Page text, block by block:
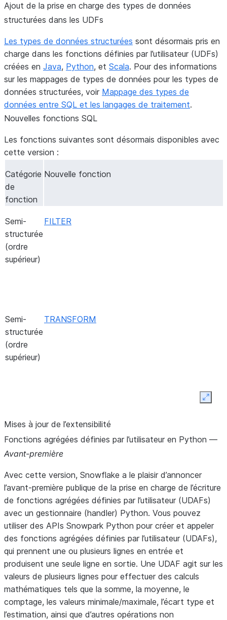
Ajout de la prise en charge des types de données
structurées dans les UDFs
Les types de données structurées sont désormais pris en
charge dans les fonctions définies par l’utilisateur (UDFs)
créées en Java, Python, et Scala. Pour des informations
sur les mappages de types de données pour les types de
données structurées, voir Mappage des types de
données entre SQL et les langages de traitement.
Nouvelles fonctions SQL
Les fonctions suivantes sont désormais disponibles avec
cette version :
Catégorie
de
fonction
Nouvelle fonction
Semi-
structurée
(ordre
supérieur)
FILTER
Semi-
structurée
(ordre
supérieur)
TRANSFORM
système
Mises à jour de l’extensibilité
Fonctions agrégées définies par l’utilisateur en Python —
Avant-première
Avec cette version, Snowflake a le plaisir d’annoncer
l’avant-première publique de la prise en charge de l’écriture
de fonctions agrégées définies par l’utilisateur (UDAFs)
avec un gestionnaire (handler) Python. Vous pouvez
utiliser des APIs Snowpark Python pour créer et appeler
des fonctions agrégées définies par l’utilisateur (UDAFs),
qui prennent une ou plusieurs lignes en entrée et
produisent une seule ligne en sortie. Une UDAF agit sur les
valeurs de plusieurs lignes pour effectuer des calculs
mathématiques tels que la somme, la moyenne, le
comptage, les valeurs minimale/maximale, l’écart type et
l’estimation, ainsi que d’autres opérations non